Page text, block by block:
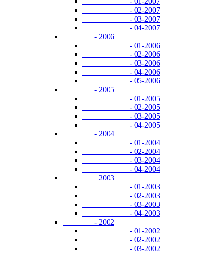
- 02-2007
- 03-2007
- 04-2007
- 2006
- 01-2006
- 02-2006
- 03-2006
- 04-2006
- 05-2006
- 2005
- 01-2005
- 02-2005
- 03-2005
- 04-2005
- 2004
- 01-2004
- 02-2004
- 03-2004
- 04-2004
- 2003
- 01-2003
- 02-2003
- 03-2003
- 04-2003
- 2002
- 01-2002
- 02-2002
- 03-2002